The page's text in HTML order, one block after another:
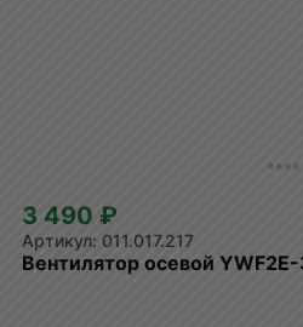
3 490 ₽
011.017.217
Вентилятор осевой